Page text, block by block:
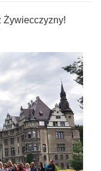
Żywiecczyzny!